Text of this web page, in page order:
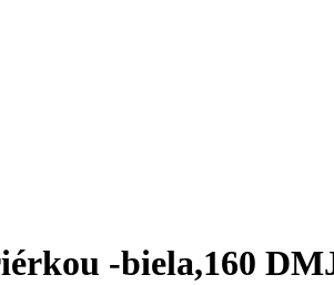
-biela,160